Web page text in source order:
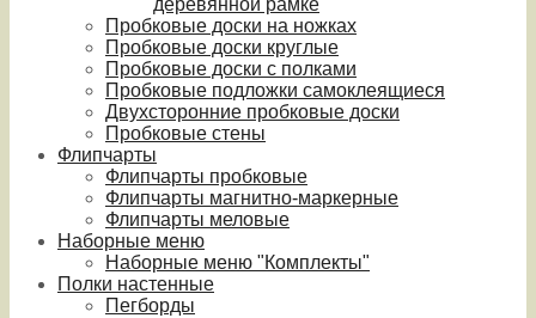
деревянной рамке
Пробковые доски на ножках
Пробковые доски круглые
Пробковые доски с полками
Пробковые подложки самоклеящиеся
Двухсторонние пробковые доски
Пробковые стены
Флипчарты
Флипчарты пробковые
Флипчарты магнитно-маркерные
Флипчарты меловые
Наборные меню
Наборные меню "Комплекты"
Полки настенные
Пегборды